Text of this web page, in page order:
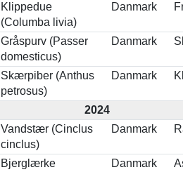
Klippedue
(Columba livia)
Danmark
Gråspurv (Passer
domesticus)
Danmark
Skærpiber (Anthus
petrosus)
Danmark
2024
Vandstær (Cinclus
cinclus)
Danmark
Bjerglærke
Danmark